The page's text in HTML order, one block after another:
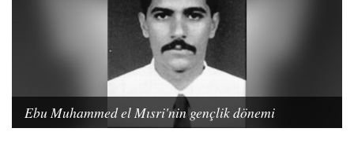
Ebu Muhammed el Mısri'nin gençlik dönemi